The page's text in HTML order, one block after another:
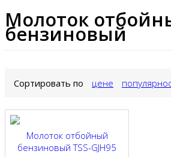
Молоток
бензиновый
Сортировать по цене
Молоток отбойный
бензиновый TSS-GJH95